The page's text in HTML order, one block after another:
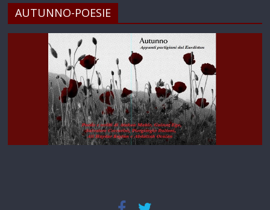
AUTUNNO-POESIE